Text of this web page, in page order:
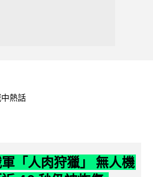
熱話
「人肉狩獵」 無人機